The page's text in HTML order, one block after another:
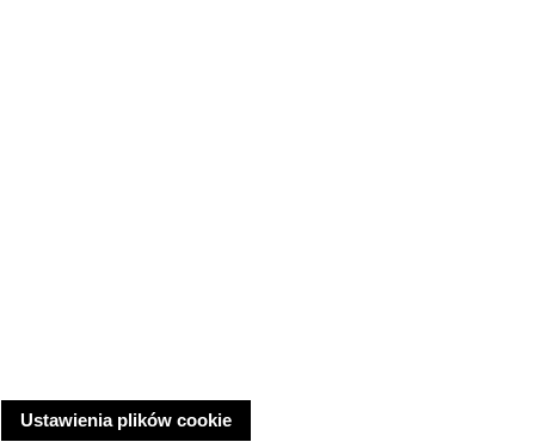
Ustawienia plików cookie